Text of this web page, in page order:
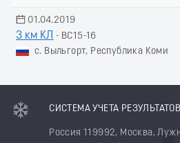
01.04.2019
3 км КЛ
- ВС15-16
с. Выльгорт, Республика Коми
СИСТЕМА УЧЕТА
Россия 119992, Москва,